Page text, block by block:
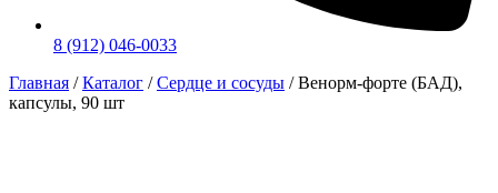
8 (912) 046-0033
Главная / Каталог / Сердце и сосуды / Венорм-форте (БАД),
капсулы, 90 шт